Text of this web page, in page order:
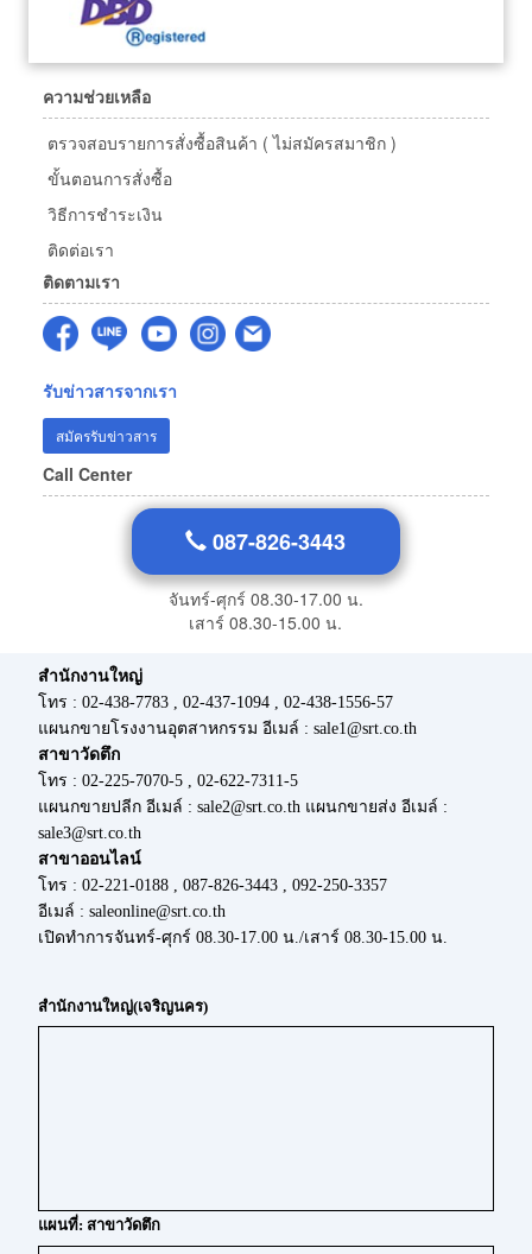
ความช่วยเหลือ
ตรวจสอบรายการสั่งซื้อสินค้า ( ไม่สมัครสมาชิก )
ขั้นตอนการสั่งซื้อ
วิธีการชำระเงิน
ติดต่อเรา
ติดตามเรา
รับข่าวสารจากเรา
สมัครรับข่าวสาร
Call Center
087-826-3443
จันทร์-ศุกร์ 08.30-17.00 น.
เสาร์ 08.30-15.00 น.
สำนักงานใหญ่
โทร : 02-438-7783 , 02-437-1094 , 02-438-1556-57
แผนกขายโรงงานอุตสาหกรรม อีเมล์ : sale1@srt.co.th
สาขาวัดตึก
โทร : 02-225-7070-5 , 02-622-7311-5
แผนกขายปลีก อีเมล์ : sale2@srt.co.th แผนกขายส่ง อีเมล์ :
sale3@srt.co.th
สาขาออนไลน์
โทร : 02-221-0188 , 087-826-3443 , 092-250-3357
อีเมล์ : saleonline@srt.co.th
เปิดทำการจันทร์-ศุกร์ 08.30-17.00 น./เสาร์ 08.30-15.00 น.
สำนักงานใหญ่(เจริญนคร)
แผนที่: สาขาวัดตึก